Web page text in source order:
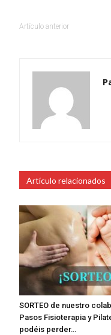
Artículo anterior
Artículo relacionados
SORTEO de nuestro
Pasos Fisioterapia y
podéis perder…